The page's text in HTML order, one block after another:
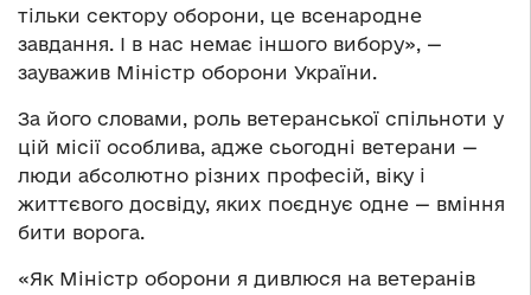
тільки сектору оборони, це всенародне
завдання. І в нас немає іншого вибору», —
зауважив Міністр оборони України.
За його словами, роль ветеранської спільноти у
цій місії особлива, адже сьогодні ветерани —
люди абсолютно різних професій, віку і
життєвого досвіду, яких поєднує одне — вміння
бити ворога.
«Як Міністр оборони я дивлюся на ветеранів